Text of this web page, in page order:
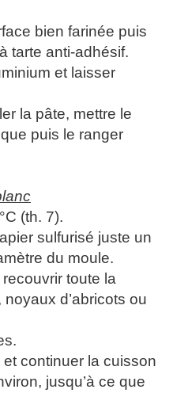
bien farinée puis
tarte anti-adhésif.
et laisser
la pâte, mettre le
puis le ranger
(th. 7).
sulfurisé juste un
du moule.
toute la
d’abricots ou
continuer la cuisson
jusqu’à ce que